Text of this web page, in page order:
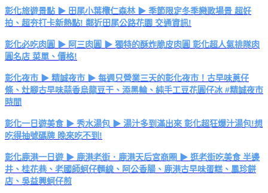
彰化旅遊景點 ▶ 田尾小葉欖仁森林 ▶ 季節限定冬季戀歌場景 超好
拍、超夯打卡新熱點! 鄰近田尾公路花園 交通資訊!
彰化必吃肉圓 ▶ 阿三肉圓 ▶ 獨特的酥炸脆皮肉圓 彰化超人氣排隊肉
圓名店 菜單、價格!
彰化夜市 ▶ 精誠夜市 ▶ 每週只營業三天的彰化夜市！古早味蔥仔
條、灶腳古早味蒜香烏龍豆干、添黑輪、純手工豆花圓仔冰 #精誠夜市
時間
彰化一日遊美食 ▶ 秀水湯包 ▶ 湯汁多到滿出來 彰化超狂爆汁湯包!想
吃得抽號碼牌 晚來吃不到!
彰化鹿港一日遊 ▶ 鹿港老街．鹿港天后宮商圈 ▶ 逛老街吃美食 半邊
井、桂花巷、老國師蚵仔麵線、阿公香腸、鹿港古早味蛋糕、鳳珍餅
店、吳益興蚵仔煎